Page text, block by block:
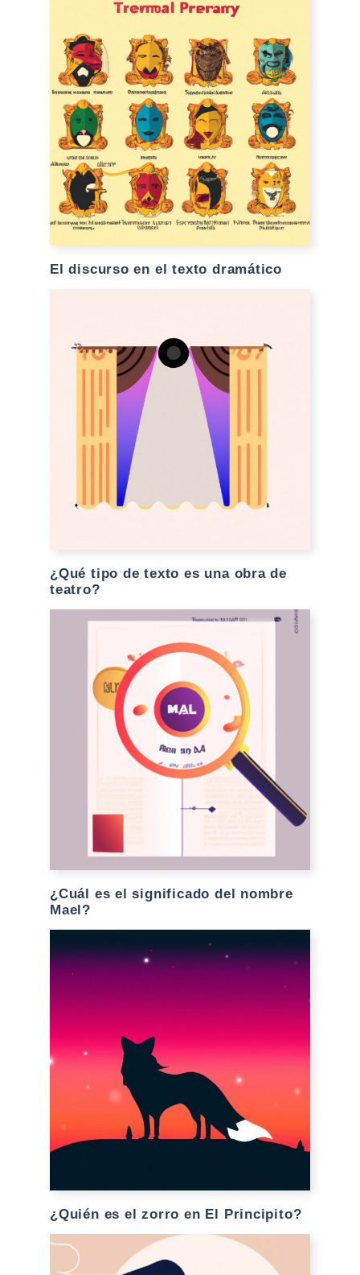
El discurso en el texto dramático
¿Qué tipo de texto es una obra de
teatro?
¿Cuál es el significado del nombre
Mael?
¿Quién es el zorro en El Principito?